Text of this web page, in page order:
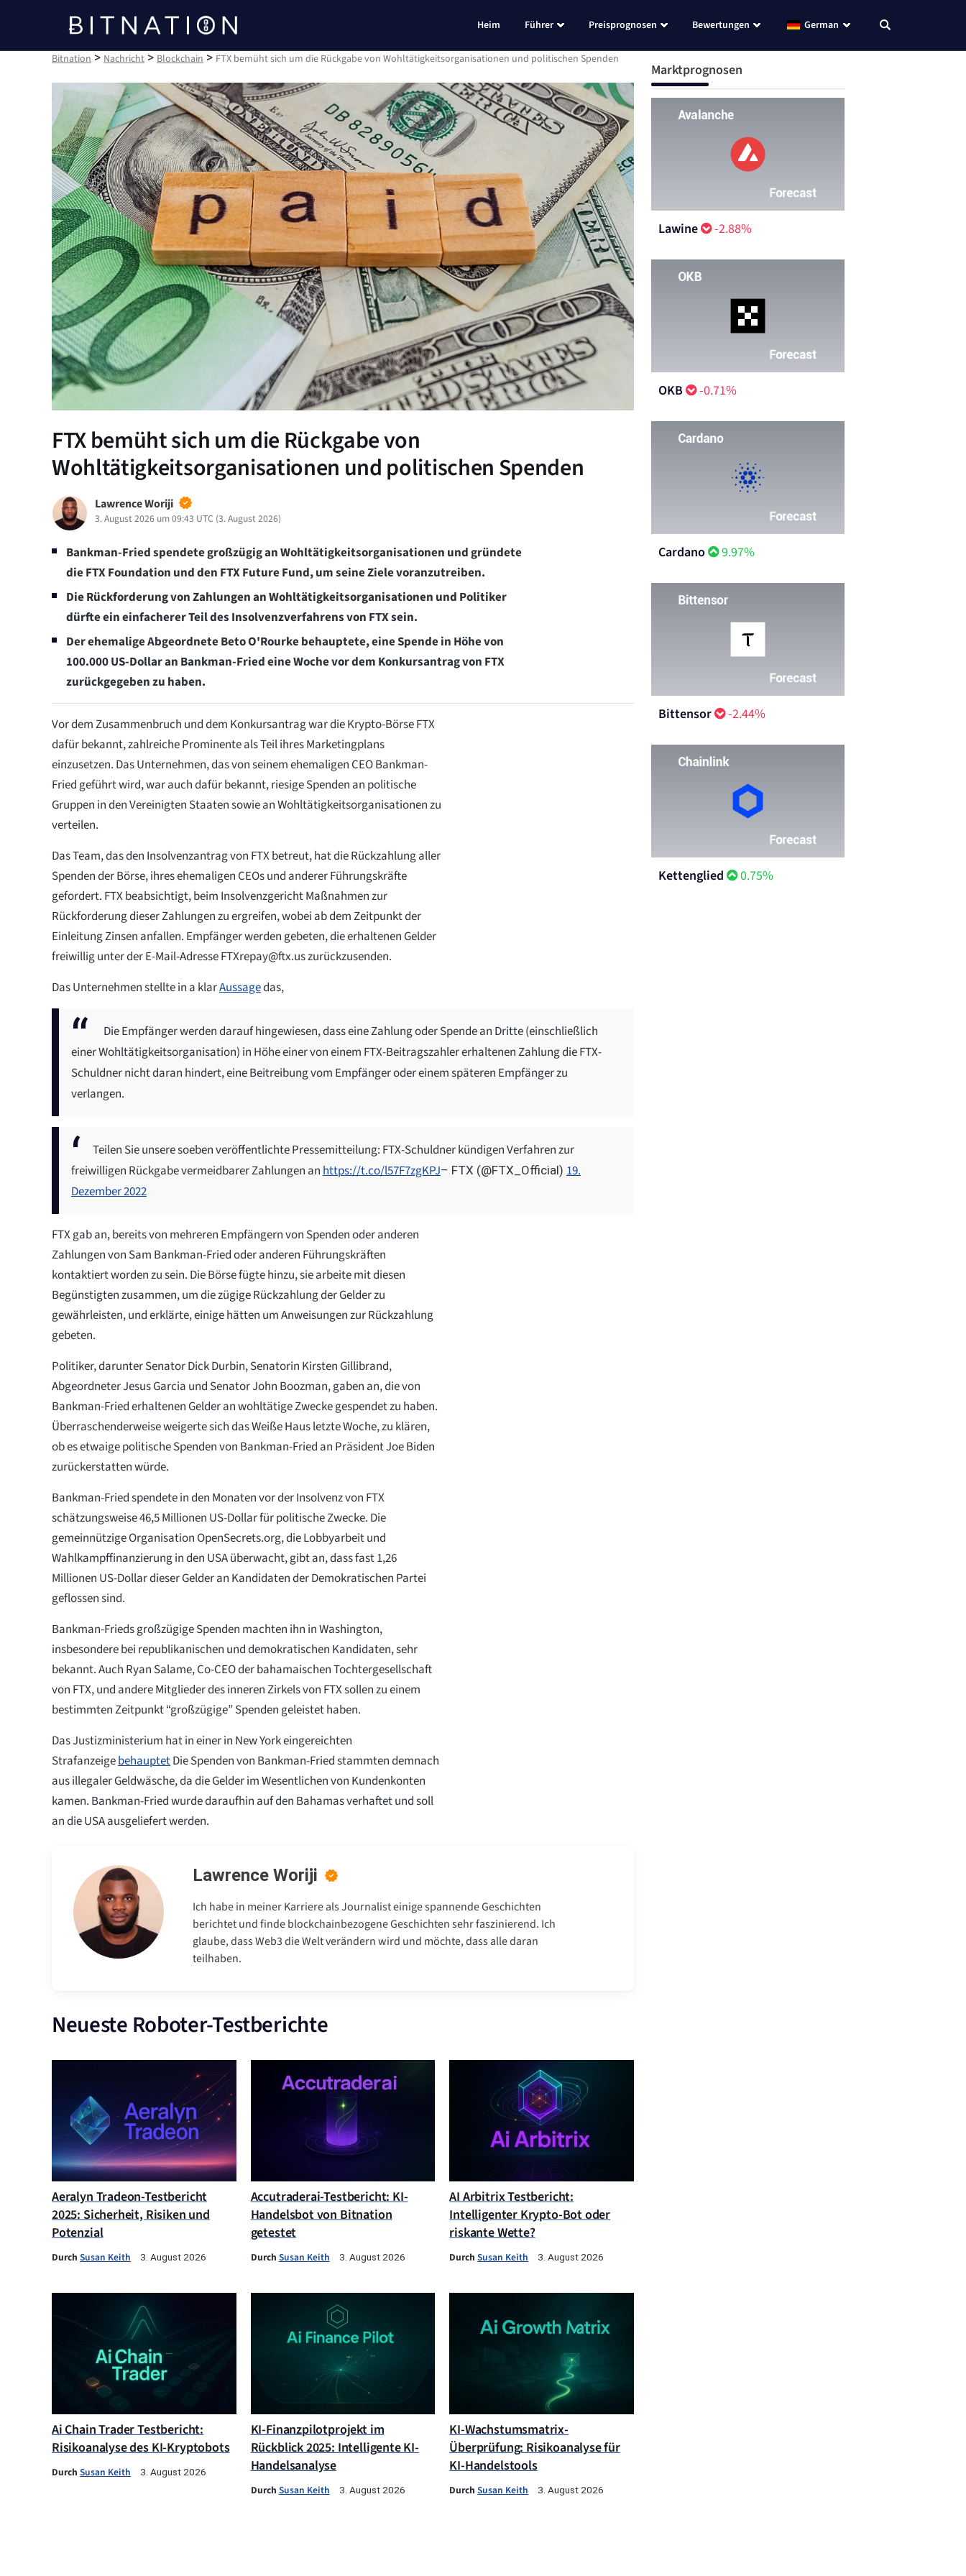
Bitnation
Heim Führer Preisprognosen Bewertungen German
Bitnation > Nachricht > Blockchain > FTX bemüht sich um die Rückgabe von Wohltätigkeitsorganisationen und politischen Spenden
FTX bemüht sich um die Rückgabe von
Wohltätigkeitsorganisationen und politischen Spenden
Lawrence Woriji
3. August 2026 um 09:43 UTC (3. August 2026)
Bankman-Fried spendete großzügig an Wohltätigkeitsorganisationen und gründete
die FTX Foundation und den FTX Future Fund, um seine Ziele voranzutreiben.
Die Rückforderung von Zahlungen an Wohltätigkeitsorganisationen und Politiker
dürfte ein einfacherer Teil des Insolvenzverfahrens von FTX sein.
Der ehemalige Abgeordnete Beto O'Rourke behauptete, eine Spende in Höhe von
100.000 US-Dollar an Bankman-Fried eine Woche vor dem Konkursantrag von FTX
zurückgegeben zu haben.
Vor dem Zusammenbruch und dem Konkursantrag war die Krypto-Börse FTX
dafür bekannt, zahlreiche Prominente als Teil ihres Marketingplans
einzusetzen. Das Unternehmen, das von seinem ehemaligen CEO Bankman-
Fried geführt wird, war auch dafür bekannt, riesige Spenden an politische
Gruppen in den Vereinigten Staaten sowie an Wohltätigkeitsorganisationen zu
verteilen.
Das Team, das den Insolvenzantrag von FTX betreut, hat die Rückzahlung aller
Spenden der Börse, ihres ehemaligen CEOs und anderer Führungskräfte
gefordert. FTX beabsichtigt, beim Insolvenzgericht Maßnahmen zur
Rückforderung dieser Zahlungen zu ergreifen, wobei ab dem Zeitpunkt der
Einleitung Zinsen anfallen. Empfänger werden gebeten, die erhaltenen Gelder
freiwillig unter der E-Mail-AdresseFTXrepay@ftx.uszurückzusenden.
Das Unternehmen stellte in a klarAussagedas,
Die Empfänger werden darauf hingewiesen, dass eine Zahlung oder Spende an Dritte (einschließlich
einer Wohltätigkeitsorganisation) in Höhe einer von einem FTX-Beitragszahler erhaltenen Zahlung die FTX-
Schuldner nicht daran hindert, eine Beitreibung vom Empfänger oder einem späteren Empfänger zu
verlangen.
Teilen Sie unsere soeben veröffentlichte Pressemitteilung: FTX-Schuldner kündigen Verfahren zur
freiwilligen Rückgabe vermeidbarer Zahlungen an https://t.co/l57F7zgKPJ– FTX (@FTX_Official) 19.
Dezember 2022
FTX gab an, bereits von mehreren Empfängern von Spenden oder anderen
Zahlungen von Sam Bankman-Fried oder anderen Führungskräften
kontaktiert worden zu sein. Die Börse fügte hinzu, sie arbeite mit diesen
Begünstigten zusammen, um die zügige Rückzahlung der Gelder zu
gewährleisten, und erklärte, einige hätten um Anweisungen zur Rückzahlung
gebeten.
Politiker, darunter Senator Dick Durbin, Senatorin Kirsten Gillibrand,
Abgeordneter Jesus Garcia und Senator John Boozman, gaben an, die von
Bankman-Fried erhaltenen Gelder an wohltätige Zwecke gespendet zu haben.
Überraschenderweise weigerte sich das Weiße Haus letzte Woche, zu klären,
ob es etwaige politische Spenden von Bankman-Fried an Präsident Joe Biden
zurückerstatten würde.
Bankman-Fried spendete in den Monaten vor der Insolvenz von FTX
schätzungsweise 46,5 Millionen US-Dollar für politische Zwecke. Die
gemeinnützige Organisation OpenSecrets.org, die Lobbyarbeit und
Wahlkampffinanzierung in den USA überwacht, gibt an, dass fast 1,26
Millionen US-Dollar dieser Gelder an Kandidaten der Demokratischen Partei
geflossen sind.
Bankman-Frieds großzügige Spenden machten ihn in Washington,
insbesondere bei republikanischen und demokratischen Kandidaten, sehr
bekannt. Auch Ryan Salame, Co-CEO der bahamaischen Tochtergesellschaft
von FTX, und andere Mitglieder des inneren Zirkels von FTX sollen zu einem
bestimmten Zeitpunkt “großzügige” Spenden geleistet haben.
Das Justizministerium hat in einer in New York eingereichten
StrafanzeigebehauptetDie Spenden von Bankman-Fried stammten demnach
aus illegaler Geldwäsche, da die Gelder im Wesentlichen von Kundenkonten
kamen. Bankman-Fried wurde daraufhin auf den Bahamas verhaftet und soll
an die USA ausgeliefert werden.
Lawrence Woriji
Ich habe in meiner Karriere als Journalist einige spannende Geschichten
berichtet und finde blockchainbezogene Geschichten sehr faszinierend. Ich
glaube, dass Web3 die Welt verändern wird und möchte, dass alle daran
teilhaben.
Neueste Roboter-Testberichte
Aeralyn Tradeon-Testbericht
2025: Sicherheit, Risiken und
Potenzial
Durch Susan Keith 3. August 2026
Accutraderai-Testbericht: KI-
Handelsbot von Bitnation
getestet
Durch Susan Keith 3. August 2026
AI Arbitrix Testbericht:
Intelligenter Krypto-Bot oder
riskante Wette?
DurchSusan Keith 3. August 2026
Ai Chain Trader Testbericht:
Risikoanalyse des KI-Kryptobots
Durch Susan Keith 3. August 2026
KI-Finanzpilotprojekt im
Rückblick 2025: Intelligente KI-
Handelsanalyse
Durch Susan Keith 3. August 2026
KI-Wachstumsmatrix-
Überprüfung: Risikoanalyse für
KI-Handelstools
DurchSusan Keith 3. August 2026
Marktprognosen
Lawine -2.88%
OKB -0.71%
Cardano 9.97%
Bittensor -2.44%
Kettenglied 0.75%